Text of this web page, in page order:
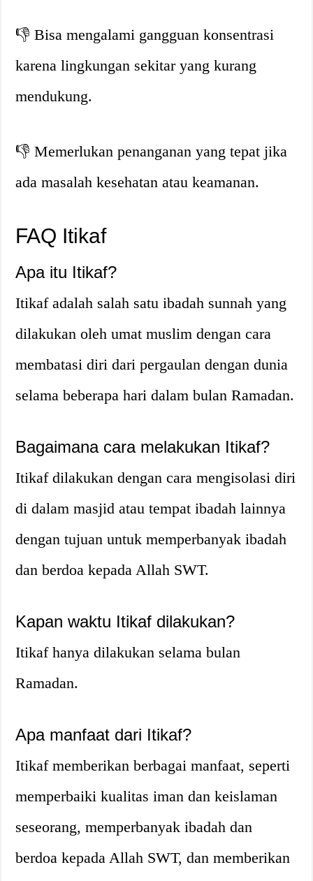
👎 Bisa mengalami gangguan konsentrasi
karena lingkungan sekitar yang kurang
mendukung.
👎 Memerlukan penanganan yang tepat jika
ada masalah kesehatan atau keamanan.
FAQ Itikaf
Apa itu Itikaf?
Itikaf adalah salah satu ibadah sunnah yang
dilakukan oleh umat muslim dengan cara
membatasi diri dari pergaulan dengan dunia
selama beberapa hari dalam bulan Ramadan.
Bagaimana cara melakukan Itikaf?
Itikaf dilakukan dengan cara mengisolasi diri
di dalam masjid atau tempat ibadah lainnya
dengan tujuan untuk memperbanyak ibadah
dan berdoa kepada Allah SWT.
Kapan waktu Itikaf dilakukan?
Itikaf hanya dilakukan selama bulan
Ramadan.
Apa manfaat dari Itikaf?
Itikaf memberikan berbagai manfaat, seperti
memperbaiki kualitas iman dan keislaman
seseorang, memperbanyak ibadah dan
berdoa kepada Allah SWT, dan memberikan